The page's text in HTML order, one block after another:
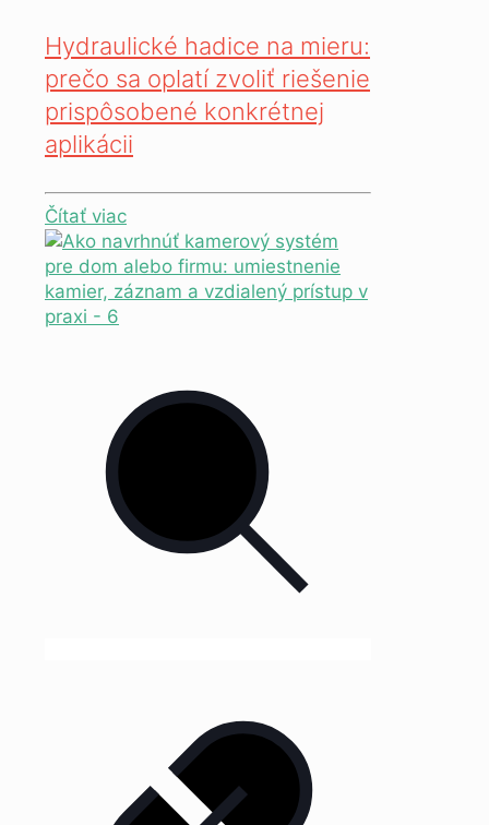
Hydraulické hadice na mieru:
prečo sa oplatí zvoliť riešenie
prispôsobené konkrétnej
aplikácii
Čítať viac